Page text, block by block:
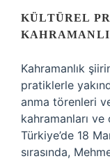
KÜLTÜREL
Kahramanlık
pratiklerle
anma törenleri
kahramanları ve
Türkiye’de 18
sırasında,